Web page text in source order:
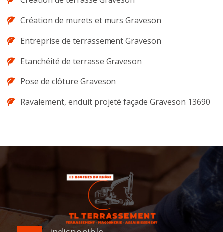
Création de murets et murs Graveson
Entreprise de terrassement Graveson
Etanchéité de terrasse Graveson
Pose de clôture Graveson
Ravalement, enduit projeté façade Graveson 13690